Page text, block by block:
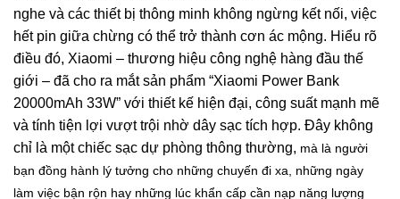
nghe và các thiết bị thông minh không ngừng kết nối, việc
hết pin giữa chừng có thể trở thành cơn ác mộng. Hiểu rõ
điều đó, Xiaomi – thương hiệu công nghệ hàng đầu thế
giới – đã cho ra mắt sản phẩm “Xiaomi Power Bank
20000mAh 33W” với thiết kế hiện đại, công suất mạnh mẽ
và tính tiện lợi vượt trội nhờ dây sạc tích hợp. Đây không
chỉ là một chiếc sạc dự phòng thông thường, mà là người
bạn đồng hành lý tưởng cho những chuyến đi xa, những ngày
làm việc bận rộn hay những lúc khẩn cấp cần nạp năng lượng